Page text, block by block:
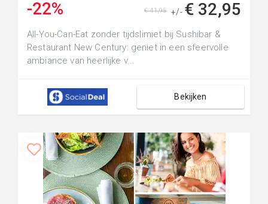
-22% +/- € 32,95
€ 41,95
All-You-Can-Eat zonder tijdslimiet bij Sushibar &
Restaurant New Century: geniet in een sfeervolle
ambiance van heerlijke v...
Bekijken